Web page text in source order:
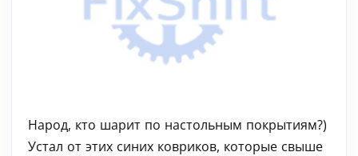
Народ, кто шарит по настольным покрытиям?)
Устал от этих синих ковриков, которые свыше